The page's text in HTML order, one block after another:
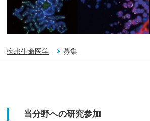
疾患生命医学 募集
当分野への研究参加